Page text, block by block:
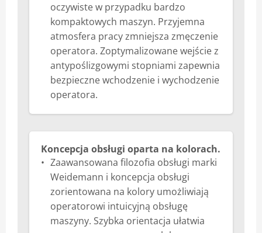
oczywiste w przypadku bardzo
kompaktowych maszyn. Przyjemna
atmosfera pracy zmniejsza zmęczenie
operatora. Zoptymalizowane wejście z
antypoślizgowymi stopniami zapewnia
bezpieczne wchodzenie i wychodzenie
operatora.
Koncepcja obsługi oparta na kolorach.
Zaawansowana filozofia obsługi marki
Weidemann i koncepcja obsługi
zorientowana na kolory umożliwiają
operatorowi intuicyjną obsługę
maszyny. Szybka orientacja ułatwia